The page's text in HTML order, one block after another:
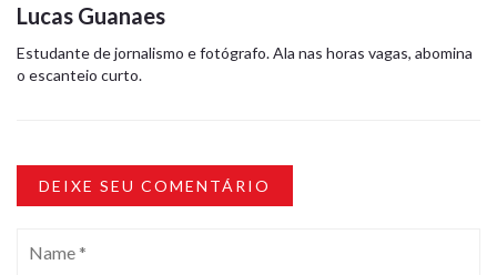
Lucas Guanaes
Estudante de jornalismo e fotógrafo. Ala nas horas vagas, abomina
o escanteio curto.
DEIXE SEU COMENTÁRIO